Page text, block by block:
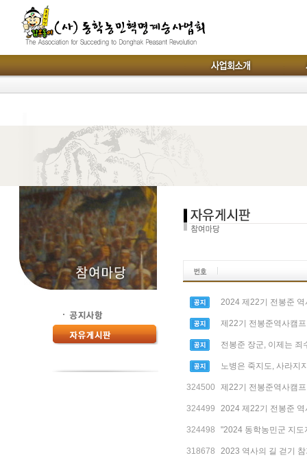
2024 제22기 전봉준
제22기 전봉준역사캠
전봉준 장군, 이제는
노병은 죽지도, 사라지
324500 제22기 전봉준역사캠
324499 2024 제22기 전봉준
324498 "2024 동학농민군 지
318678 2023 역사의 길 걷기